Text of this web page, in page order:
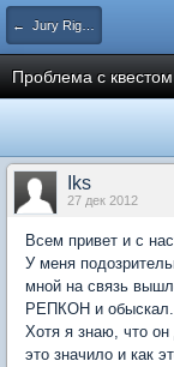
← Jury Rigging
Проблема с
Iks
27 дек 2012
Всем привет и с
У меня
мной на связь
РЕПКОН и обыскал.
Хотя я знаю, что
это значило и как